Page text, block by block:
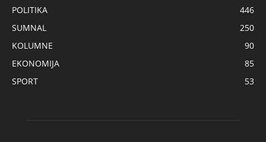
POLITIKA
446
SUMNAL
250
KOLUMNE
90
EKONOMIJA
85
SPORT
53